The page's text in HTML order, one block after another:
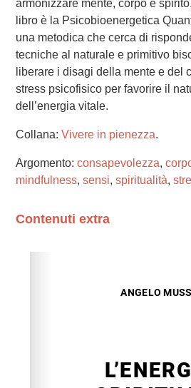
armonizzare mente, corpo e
libro è la Psicobioenergetica
una metodica che cerca di
tecniche al naturale e primitivo
liberare i disagi della mente e del
stress psicofisico per favorire il
dell’energia vitale.
Collana: Vivere in pienezza.
Argomento: consapevolezza,
mindfulness, sensi, spiritualità,
Contenuti extra